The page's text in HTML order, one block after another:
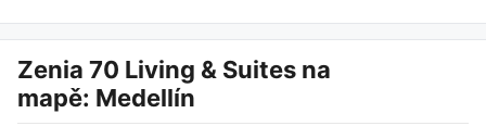
Zenia 70 Living & Suites na
mapě: Medellín